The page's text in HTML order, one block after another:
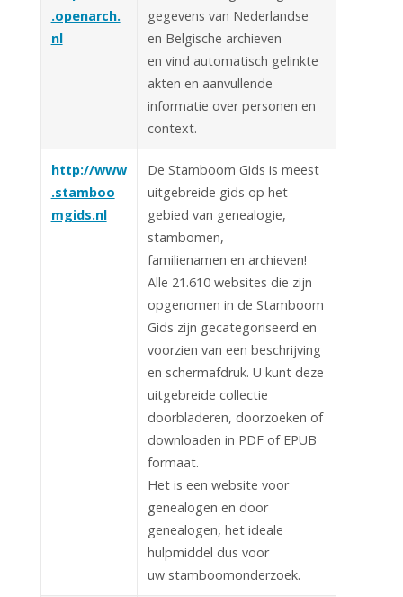
.openarch.
nl
gegevens van Nederlandse
en Belgische archieven
en vind automatisch gelinkte
akten en aanvullende
informatie over personen en
context.
http://www
.stamboo
mgids.nl
De Stamboom Gids is meest
uitgebreide gids op het
gebied van genealogie,
stambomen,
familienamen en archieven!
Alle 21.610 websites die zijn
opgenomen in de Stamboom
Gids zijn gecategoriseerd en
voorzien van een beschrijving
en schermafdruk. U kunt deze
uitgebreide collectie
doorbladeren, doorzoeken of
downloaden in PDF of EPUB
formaat.
Het is een website voor
genealogen en door
genealogen, het ideale
hulpmiddel dus voor
uw stamboomonderzoek.